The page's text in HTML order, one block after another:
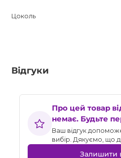
Цоколь
Відгуки
Про цей товар
немає. Будьте
Ваш відгук
вибір. Дякуємо, що
Залишити